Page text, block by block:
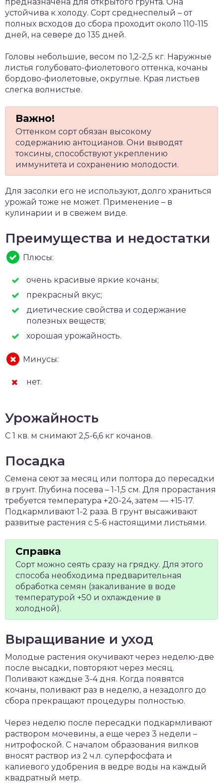
устойчива к холоду. Сорт среднеспелый – от
полных всходов до сбора проходит около 110-115
дней, на севере до 135 дней.
Головы небольшие, весом по 1,2-2,5 кг. Наружные
листья голубовато-фиолетового оттенка, кочаны
бордово-фиолетовые, округлые. Края листьев
слегка волнистые.
Оттенком сорт обязан высокому
содержанию антоцианов. Они выводят
токсины, способствуют укреплению
иммунитета и сохранению молодости.
Для засолки его не используют, долго храниться
урожай тоже не может. Применение – в
кулинарии и в свежем виде.
Преимущества и недостатки
Плюсы:
очень красивые яркие кочаны;
прекрасный вкус;
диетические свойства и содержание
полезных веществ;
хорошая урожайность.
Минусы:
нет.
Урожайность
С 1 кв. м снимают 2,5-6,6 кг кочанов.
Посадка
Семена сеют за месяц или полтора до пересадки
в грунт. Глубина посева – 1-1,5 см. Для прорастания
требуется температура +20-24, затем — +15-17.
Подкармливают 1-2 раза. В грунт высаживают
развитые растения с 5-6 настоящими листьями.
Сорт можно сеять сразу на грядку. Для этого
способа необходима предварительная
обработка семян (закаливание в воде
температурой +50 и охлаждение в
холодной).
Выращивание и уход
Молодые растения окучивают через неделю-две
после высадки, повторяют через месяц.
Поливают каждые 3-4 дня. Когда появятся
кочаны, поливают раз в неделю, а незадолго до
сбора прекращают процедуры полностью.
Через неделю после пересадки подкармливают
раствором мочевины, а еще через 3 недели –
нитрофоской. С началом образования вилков
вносят раствор из 2 ч.л. суперфосфата и
калиевого удобрения в ведре воды на каждый
квадратный метр.